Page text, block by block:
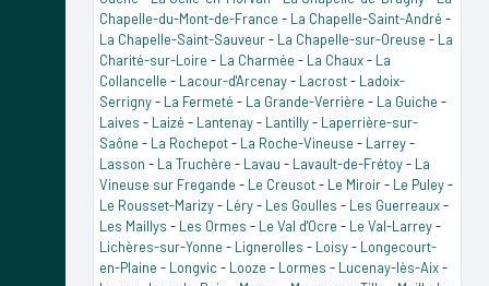
Chapelle-du-Mont-de-France - La Chapelle-Saint-André -
La Chapelle-Saint-Sauveur- La Chapelle-sur-Oreuse - La
Charité-sur-Loire - La Charmée - La Chaux- La
Collancelle - Lacour-d'Arcenay- Lacrost- Ladoix-
Serrigny- La Fermeté - La Grande-Verrière - La Guiche -
Laives - Laizé - Lantenay- Lantilly- Laperrière-sur-
Saône - La Rochepot- La Roche-Vineuse - Larrey-
Lasson - La Truchère - Lavau - Lavault-de-Frétoy- La
Vineuse sur Fregande - Le Creusot- Le Miroir- Le Puley-
Le Rousset-Marizy- Léry- Les Goulles - Les Guerreaux-
Les Maillys - Les Ormes - Le Val d'Ocre - Le Val-Larrey-
Lichères-sur-Yonne - Lignerolles - Loisy- Longecourt-
en-Plaine - Longvic - Looze - Lormes - Lucenay-lès-Aix-